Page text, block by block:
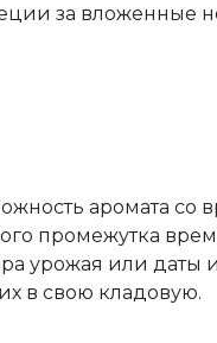
за вложенные
аромата со
промежутка
урожая или даты
в свою кладовую.